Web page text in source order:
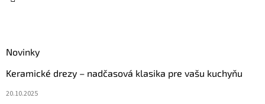
Novinky
Keramické drezy – nadčasová klasika pre vašu kuchyňu
20.10.2025